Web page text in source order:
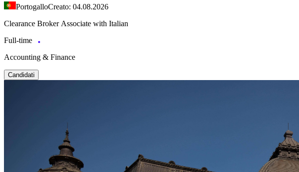
PortogalloCreato: 04.08.2026
Clearance Broker Associate with Italian
Full-time
Accounting & Finance
Candidati